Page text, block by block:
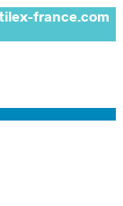
france.com